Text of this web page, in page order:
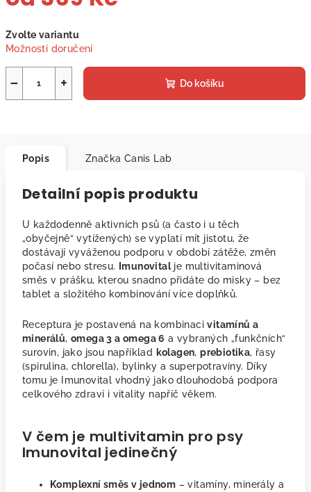
cena:
Zvolte variantu
Možnosti doručení
+
− Do košíku
Popis Značka Canis Lab
Detailní popis produktu
U každodenně aktivních psů (a často i u těch
„obyčejně“ vytížených) se vyplatí mít jistotu, že
dostávají vyváženou podporu v období zátěže, změn
počasí nebo stresu.
Imunovitalje multivitaminová
směs v prášku, kterou snadno přidáte do misky – bez
tablet a složitého kombinování více doplňků.
Receptura je postavená na kombinacivitamínů a
minerálů,omega 3 a omega 6 a vybraných „funkčních“
surovin, jako jsou například kolagen,prebiotika, řasy
(spirulina, chlorella), bylinky a superpotraviny. Díky
tomu je Imunovital vhodný jako dlouhodobá podpora
celkového zdraví i vitality napříč věkem.
V čem je multivitamin pro psy
Imunovital jedinečný
Komplexní směs v jednom – vitamíny, minerály a